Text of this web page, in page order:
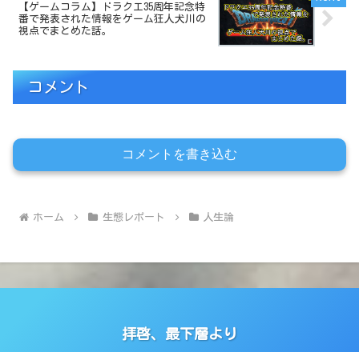
【ゲームコラム】ドラクエ35周年記念特
番で発表された情報をゲーム狂人犬川の
視点でまとめた話。
コメント
コメントを書き込む
ホーム 生態レポート 人生論
拝啓、最下層より